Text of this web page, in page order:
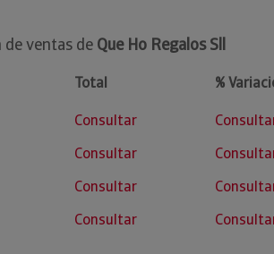
de ventas de Que Ho Regalos Sll
Total
%
Consultar
Consultar
Consultar
Consultar